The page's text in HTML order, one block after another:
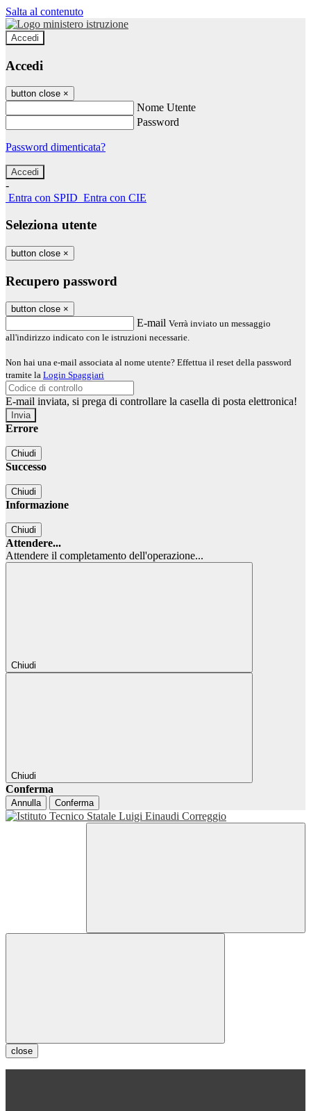
Salta al contenuto
Accedi
Accedi
button close ×
Nome Utente
Password
Password dimenticata?
-
Entra con SPID Entra con CIE
Seleziona utente
button close ×
Recupero password
button close ×
E-mail Verrà inviato un messaggio
all'indirizzo indicato con le istruzioni necessarie.
Non hai una e-mail associata al nome utente? Effettua il reset della password
tramite la Login Spaggiari
E-mail inviata, si prega di controllare la casella di posta elettronica!
Errore
Chiudi
Successo
Chiudi
Informazione
Chiudi
Attendere...
Attendere il completamento dell'operazione...
Chiudi
Chiudi
Conferma
Annulla Conferma
close